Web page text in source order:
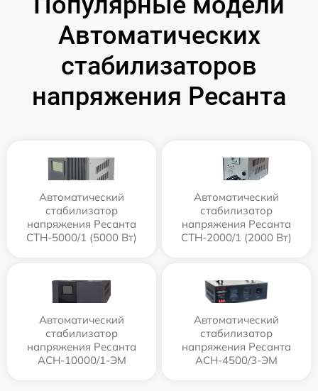
Автоматических
стабилизаторов
напряжения Ресанта
Автоматический
стабилизатор
напряжения Ресанта
СТН-5000/1 (5000 Вт)
Автоматический
стабилизатор
напряжения Ресанта
СТН-2000/1 (2000 Вт)
Автоматический
стабилизатор
напряжения Ресанта
АСН-10000/1-ЭМ
Автоматический
стабилизатор
напряжения Ресанта
АСН-4500/3-ЭМ